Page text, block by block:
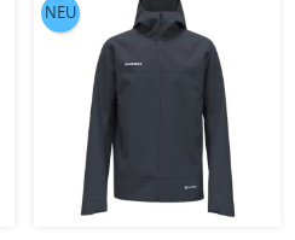
NEU